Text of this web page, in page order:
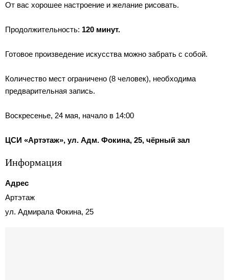
От вас хорошее настроение и желание рисовать.
Продолжительность: 120 минут.
Готовое произведение искусства можно забрать с собой.
Количество мест ограничено (8 человек), необходима
предварительная запись.
Воскресенье, 24 мая, начало в 14:00
ЦСИ «Артэтаж», ул. Адм. Фокина, 25, чёрный зал
Информация
Адрес
Артэтаж
ул. Адмирала Фокина, 25